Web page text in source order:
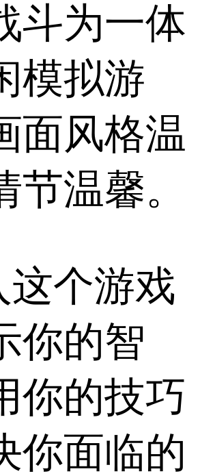
斗为一体
模拟游
面风格温
节温馨。
这个游戏
你的智
你的技巧
你面临的